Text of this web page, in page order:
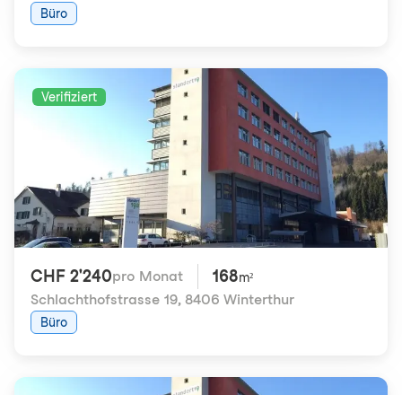
Büro
Verifiziert
CHF 2'240pro Monat 168m²
Schlachthofstrasse 19, 8406 Winterthur
Büro